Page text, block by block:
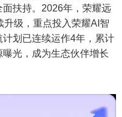
扶持。2026年，荣耀远
级，重点投入荣耀AI智
划已连续运作4年，累计
光，成为生态伙伴增长